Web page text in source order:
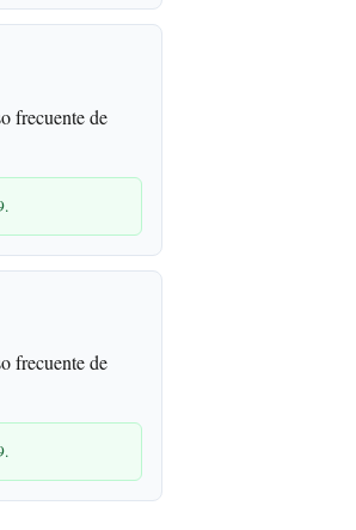
frecuente de
frecuente de